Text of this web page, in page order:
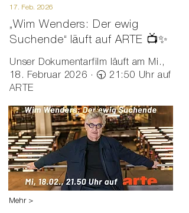
17. Feb. 2026
„Wim Wenders: Der ewig
Suchende“ läuft auf ARTE 📺✨
Unser Dokumentarfilm läuft am Mi.,
18. Februar 2026 · 🕤 21:50 Uhr auf
ARTE
Mehr >